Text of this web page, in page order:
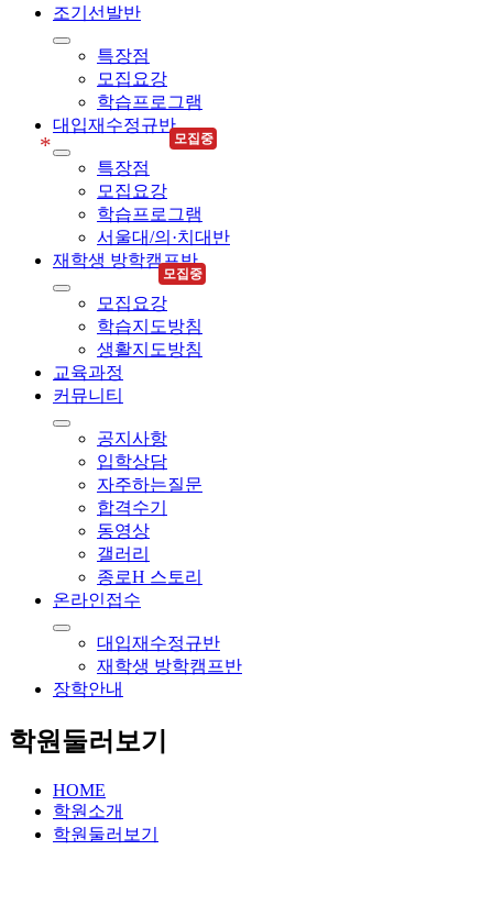
조기선발반
특장점
모집요강
학습프로그램
모집중
*
대입재수정규반
특장점
모집요강
학습프로그램
서울대/의·치대반
모집중
재학생 방학캠프반
모집요강
학습지도방침
생활지도방침
교육과정
커뮤니티
공지사항
입학상담
자주하는질문
합격수기
동영상
갤러리
종로H 스토리
온라인접수
대입재수정규반
재학생 방학캠프반
장학안내
학원둘러보기
HOME
학원소개
학원둘러보기